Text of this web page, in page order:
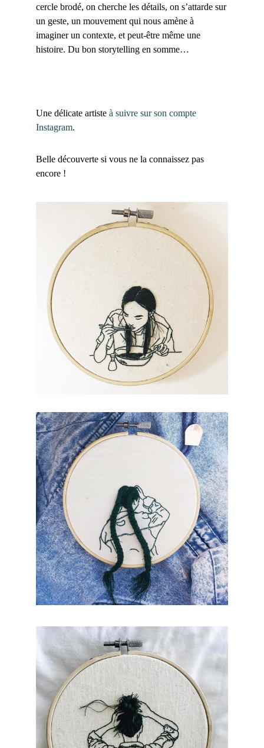
cercle brodé, on cherche les détails, on s’attarde sur
un geste, un mouvement qui nous amène à
imaginer un contexte, et peut-être même une
histoire. Du bon storytelling en somme…
Une délicate artiste à suivre sur son compte
Instagram.
Belle découverte si vous ne la connaissez pas
encore !